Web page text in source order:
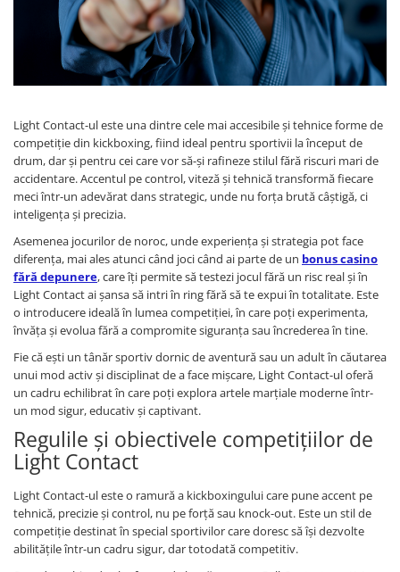
Bijuterii pentru barbati
Talismane
Verighete
Bijuterii din argint placate cu aur
24K
Light Contact-ul este una dintre cele mai accesibile și tehnice forme de
competiție din kickboxing, fiind ideal pentru sportivii la început de
drum, dar și pentru cei care vor să-și rafineze stilul fără riscuri mari de
accidentare. Accentul pe control, viteză și tehnică transformă fiecare
meci într-un adevărat dans strategic, unde nu forța brută câștigă, ci
inteligența și precizia.
Asemenea jocurilor de noroc, unde experiența și strategia pot face
diferența, mai ales atunci când joci când ai parte de un bonus casino
fără depunere, care îți permite să testezi jocul fără un risc real și în
Light Contact ai șansa să intri în ring fără să te expui în totalitate. Este
o introducere ideală în lumea competiției, în care poți experimenta,
învăța și evolua fără a compromite siguranța sau încrederea în tine.
Fie că ești un tânăr sportiv dornic de aventură sau un adult în căutarea
unui mod activ și disciplinat de a face mișcare, Light Contact-ul oferă
un cadru echilibrat în care poți explora artele marțiale moderne într-
un mod sigur, educativ și captivant.
Regulile și obiectivele competițiilor de
Light Contact
Light Contact-ul este o ramură a kickboxingului care pune accent pe
tehnică, precizie și control, nu pe forță sau knock-out. Este un stil de
competiție destinat în special sportivilor care doresc să își dezvolte
abilitățile într-un cadru sigur, dar totodată competitiv.